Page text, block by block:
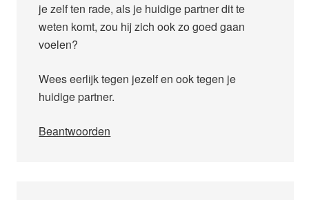
je zelf ten rade, als je huidige partner dit te
weten komt, zou hij zich ook zo goed gaan
voelen?
Wees eerlijk tegen jezelf en ook tegen je
huidige partner.
Beantwoorden